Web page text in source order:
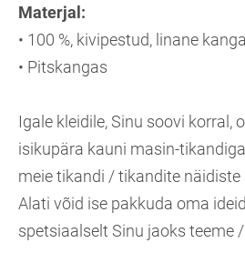
Materjal:
• 100 %, kivipestud, linane
• Pitskangas
Igale kleidile, Sinu soovi korral,
isikupära kauni masin-
meie tikandi / tikandite näidiste
Alati võid ise pakkuda oma
spetsiaalselt Sinu jaoks teeme